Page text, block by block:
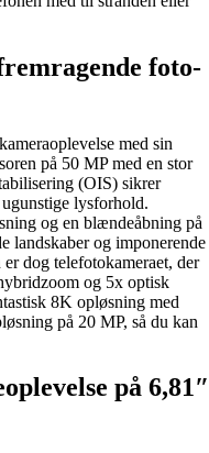
foto-
med sin
på 50 MP med en stor
(OIS) sikrer
lysforhold.
og en blændeåbning på
landskaber og imponerende
dog telefotokameraet, der
og 5x optisk
8K opløsning med
på 20 MP, så du kan
på 6,81″